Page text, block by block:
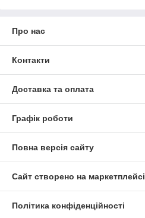
Про нас
Контакти
Доставка та оплата
Графік роботи
Повна версія сайту
Сайт створено на маркетплейсі
Політика конфіденційності